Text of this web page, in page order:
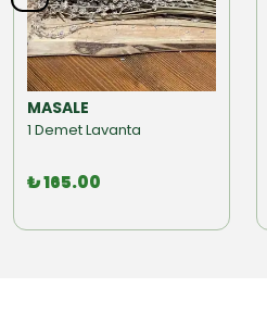
MASALE
1 Demet Lavanta
₺ 165.00